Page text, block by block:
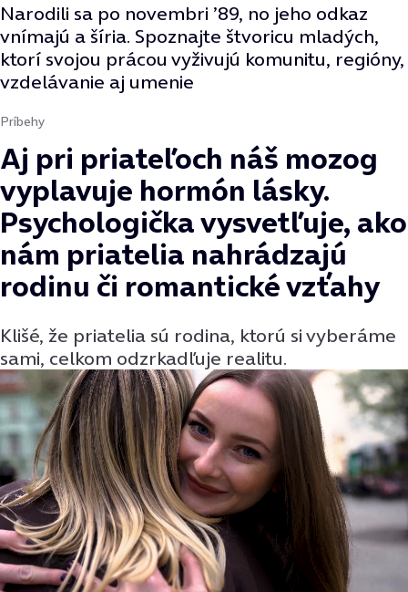
Narodili sa po novembri ’89, no jeho odkaz
vnímajú a šíria. Spoznajte štvoricu mladých,
ktorí svojou prácou vyživujú komunitu, regióny,
vzdelávanie aj umenie
Príbehy
Aj pri priateľoch náš mozog
vyplavuje hormón lásky.
Psychologička vysvetľuje, ako
nám priatelia nahrádzajú
rodinu či romantické vzťahy
Klišé, že priatelia sú rodina, ktorú si vyberáme
sami, celkom odzrkadľuje realitu.